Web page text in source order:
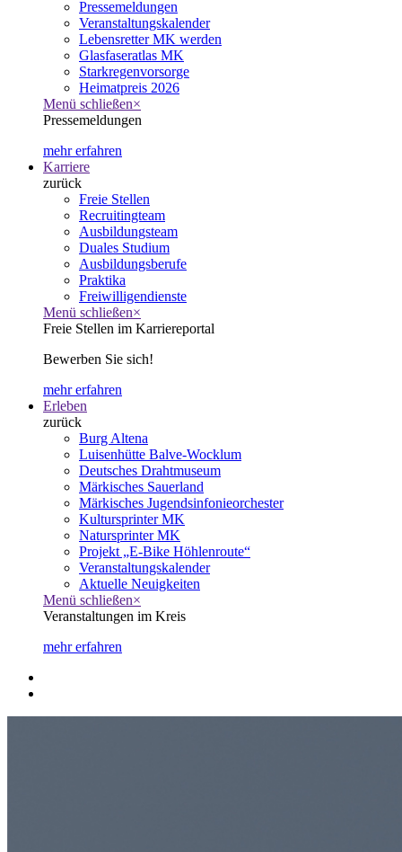
Pressemeldungen
Veranstaltungskalender
Lebensretter MK werden
Glasfaseratlas MK
Starkregenvorsorge
Heimatpreis 2026
Menü schließen×
Pressemeldungen
mehr erfahren
Karriere
zurück
Freie Stellen
Recruitingteam
Ausbildungsteam
Duales Studium
Ausbildungsberufe
Praktika
Freiwilligendienste
Menü schließen×
Freie Stellen im Karriereportal
Bewerben Sie sich!
mehr erfahren
Erleben
zurück
Burg Altena
Luisenhütte Balve-Wocklum
Deutsches Drahtmuseum
Märkisches Sauerland
Märkisches Jugendsinfonieorchester
Kultursprinter MK
Natursprinter MK
Projekt „E-Bike Höhlenroute“
Veranstaltungskalender
Aktuelle Neuigkeiten
Menü schließen×
Veranstaltungen im Kreis
mehr erfahren